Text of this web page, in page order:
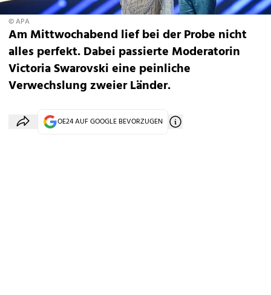
© APA
Am Mittwochabend lief bei der Probe nicht
alles perfekt. Dabei passierte Moderatorin
Victoria Swarovski eine peinliche
Verwechslung zweier Länder.
OE24 AUF GOOGLE BEVORZUGEN